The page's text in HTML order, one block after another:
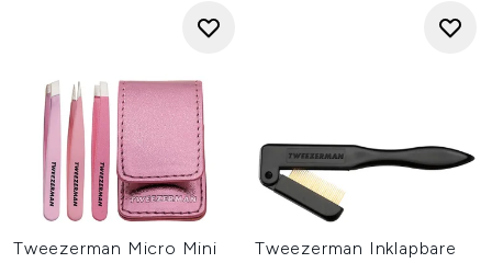
Tweezerman Micro Mini
Tweezerman Inklapbare